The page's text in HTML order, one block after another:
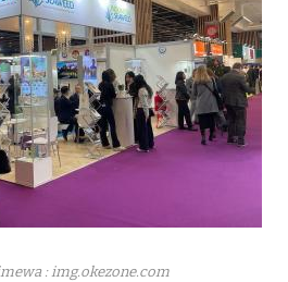
: img.okezone.com